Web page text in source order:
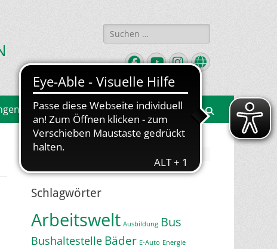
Suchen
nach:
Facebook
YouTube
Instagram
Website
Suchen
Jetzt Newsletter abonnieren
Schlagwörter
Arbeitswelt Ausbildung Bus
Bushaltestelle Bäder E-Auto Energie